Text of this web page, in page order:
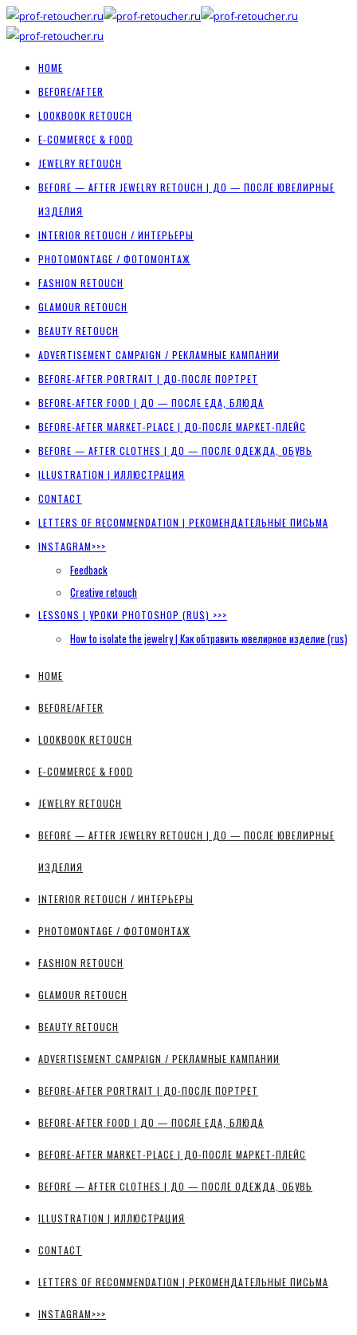
HOME
BEFORE/AFTER
LOOKBOOK RETOUCH
E-COMMERCE & FOOD
JEWELRY RETOUCH
BEFORE — AFTER JEWELRY RETOUCH | ДО — ПОСЛЕ ЮВЕЛИРНЫЕ
ИЗДЕЛИЯ
INTERIOR RETOUCH / ИНТЕРЬЕРЫ
PHOTOMONTAGE / ФОТОМОНТАЖ
FASHION RETOUCH
GLAMOUR RETOUCH
BEAUTY RETOUCH
ADVERTISEMENT CAMPAIGN / РЕКЛАМНЫЕ КАМПАНИИ
BEFORE-AFTER PORTRAIT | ДО-ПОСЛЕ ПОРТРЕТ
BEFORE-AFTER FOOD | ДО — ПОСЛЕ ЕДА, БЛЮДА
BEFORE-AFTER MARKET-PLACE | ДО-ПОСЛЕ МАРКЕТ-ПЛЕЙС
BEFORE — AFTER CLOTHES | ДО — ПОСЛЕ ОДЕЖДА, ОБУВЬ
ILLUSTRATION | ИЛЛЮСТРАЦИЯ
CONTACT
LETTERS OF RECOMMENDATION | РЕКОМЕНДАТЕЛЬНЫЕ ПИСЬМА
INSTAGRAM>>>
Feedback
Creative retouch
LESSONS | УРОКИ PHOTOSHOP (RUS) >>>
How to isolate the jewelry | Как обтравить ювелирное изделие (rus)
HOME
BEFORE/AFTER
LOOKBOOK RETOUCH
E-COMMERCE & FOOD
JEWELRY RETOUCH
BEFORE — AFTER JEWELRY RETOUCH | ДО — ПОСЛЕ ЮВЕЛИРНЫЕ
ИЗДЕЛИЯ
INTERIOR RETOUCH / ИНТЕРЬЕРЫ
PHOTOMONTAGE / ФОТОМОНТАЖ
FASHION RETOUCH
GLAMOUR RETOUCH
BEAUTY RETOUCH
ADVERTISEMENT CAMPAIGN / РЕКЛАМНЫЕ КАМПАНИИ
BEFORE-AFTER PORTRAIT | ДО-ПОСЛЕ ПОРТРЕТ
BEFORE-AFTER FOOD | ДО — ПОСЛЕ ЕДА, БЛЮДА
BEFORE-AFTER MARKET-PLACE | ДО-ПОСЛЕ МАРКЕТ-ПЛЕЙС
BEFORE — AFTER CLOTHES | ДО — ПОСЛЕ ОДЕЖДА, ОБУВЬ
ILLUSTRATION | ИЛЛЮСТРАЦИЯ
CONTACT
LETTERS OF RECOMMENDATION | РЕКОМЕНДАТЕЛЬНЫЕ ПИСЬМА
INSTAGRAM>>>